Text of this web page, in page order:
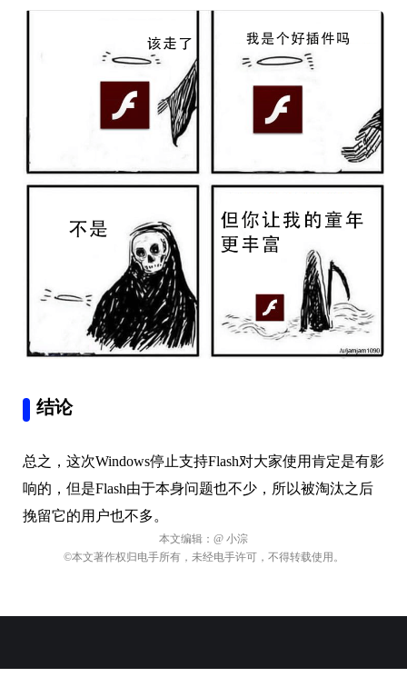
结论
总之，这次Windows停止支持Flash对大家使用肯定是有影
响的，但是Flash由于本身问题也不少，所以被淘汰之后
挽留它的用户也不多。
本文编辑： @ 小淙
©本文著作权归电手所有，未经电手许可，不得转载使用。